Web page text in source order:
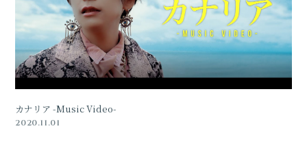
カナリア -Music Video-
2020.11.01